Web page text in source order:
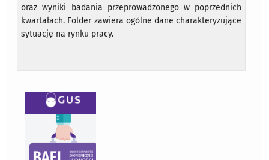
oraz wyniki badania przeprowadzonego w poprzednich
kwartałach. Folder zawiera ogólne dane charakteryzujące
sytuację na rynku pracy.